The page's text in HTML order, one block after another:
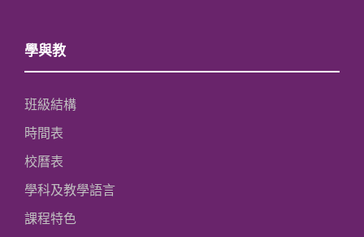
學與教
班級結構
時間表
校曆表
學科及教學語言
課程特色